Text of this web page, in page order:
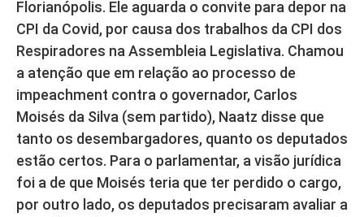
Florianópolis. Ele aguarda o convite para depor na
CPI da Covid, por causa dos trabalhos da CPI dos
Respiradores na Assembleia Legislativa. Chamou
a atenção que em relação ao processo de
impeachment contra o governador, Carlos
Moisés da Silva (sem partido), Naatz disse que
tanto os desembargadores, quanto os deputados
estão certos. Para o parlamentar, a visão jurídica
foi a de que Moisés teria que ter perdido o cargo,
por outro lado, os deputados precisaram avaliar a